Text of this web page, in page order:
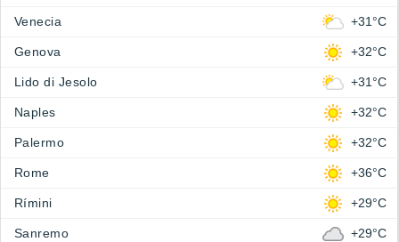
Venecia +31°C
Genova +32°C
Lido di Jesolo +31°C
Naples +32°C
Palermo +32°C
Rome +36°C
Rímini +29°C
Sanremo +29°C